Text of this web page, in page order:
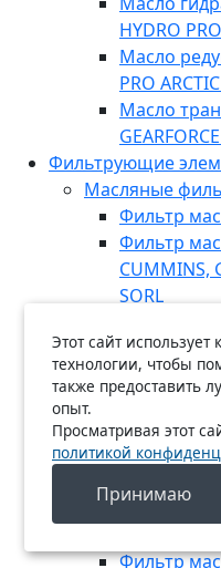
HYDRO
Масло
PRO
Масло
Фильтрующие
Масляные
Фильтр
Фильтр
CUMMINS,
SORL
Фильтр
Фильтр
Фильтр
Фильтр
Фильтр
Фильтр
Фильтр
Фильтр
Этот сайт
технологии, чтобы
также предоставить
опыт.
Просматривая этот
политикой
Принимаю